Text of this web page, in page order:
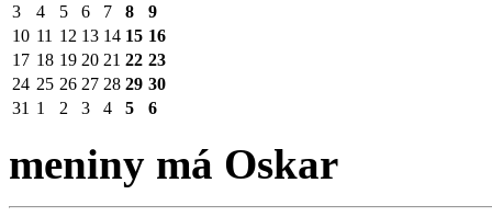
3
4 5 6 7 8
9
10 11 12 13 14 15 16
17 18 19 20 21 22 23
24 25 26 27 28 29 30
31 1 2 3 4 5 6
meniny má Oskar